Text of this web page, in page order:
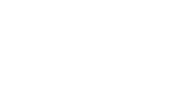
がとても可愛いです❤️ ありがとうござ